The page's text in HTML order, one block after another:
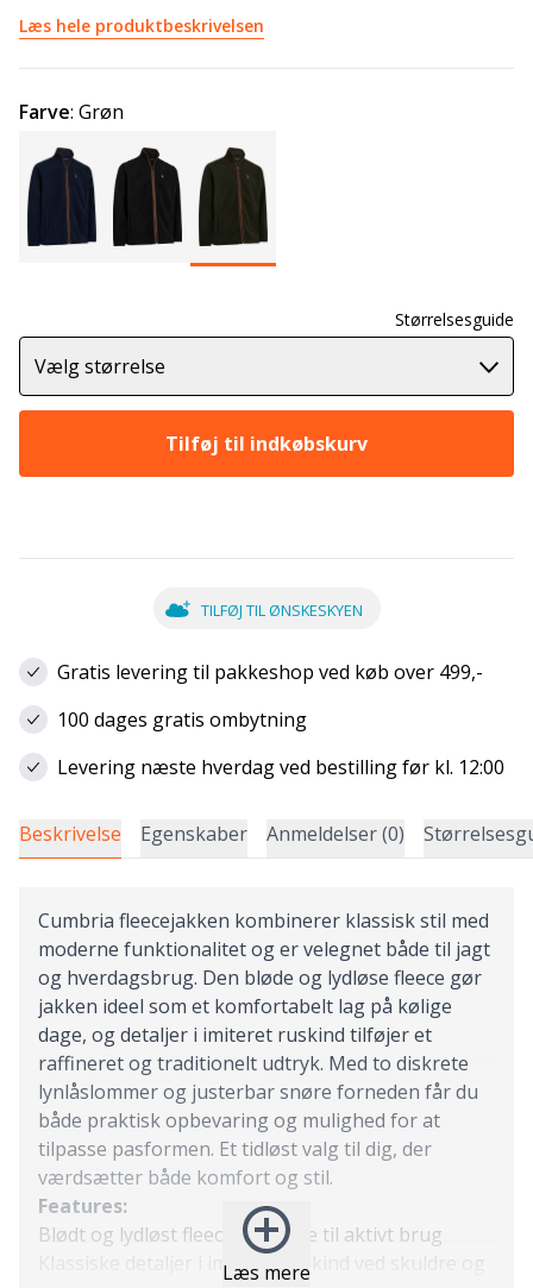
Læs hele produktbeskrivelsen
Farve: Grøn
Størrelsesguide
Vælg størrelse
Tilføj til indkøbskurv
TILFØJ TIL ØNSKESKYEN
Gratis levering til pakkeshop ved køb over 499,-
100 dages gratis ombytning
Levering næste hverdag ved bestilling før kl. 12:00
Beskrivelse Egenskaber Anmeldelser (0)
Læs mere
Cumbria fleecejakken kombinerer klassisk stil med
moderne funktionalitet og er velegnet både til jagt
og hverdagsbrug. Den bløde og lydløse fleece gør
jakken ideel som et komfortabelt lag på kølige
dage, og detaljer i imiteret ruskind tilføjer et
raffineret og traditionelt udtryk. Med to diskrete
lynlåslommer og justerbar snøre forneden får du
både praktisk opbevaring og mulighed for at
tilpasse pasformen. Et tidløst valg til dig, der
værdsætter både komfort og stil.
Features:
Blødt og lydløst fleece­materiale til aktivt brug
Klassiske detaljer i imiteret ruskind ved skuldre og